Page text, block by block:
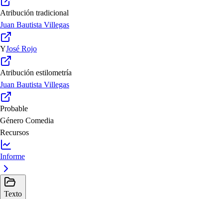
Atribución tradicional
Juan Bautista Villegas
YJosé Rojo
Atribución estilometría
Juan Bautista Villegas
Probable
Género Comedia
Recursos
Informe
Texto